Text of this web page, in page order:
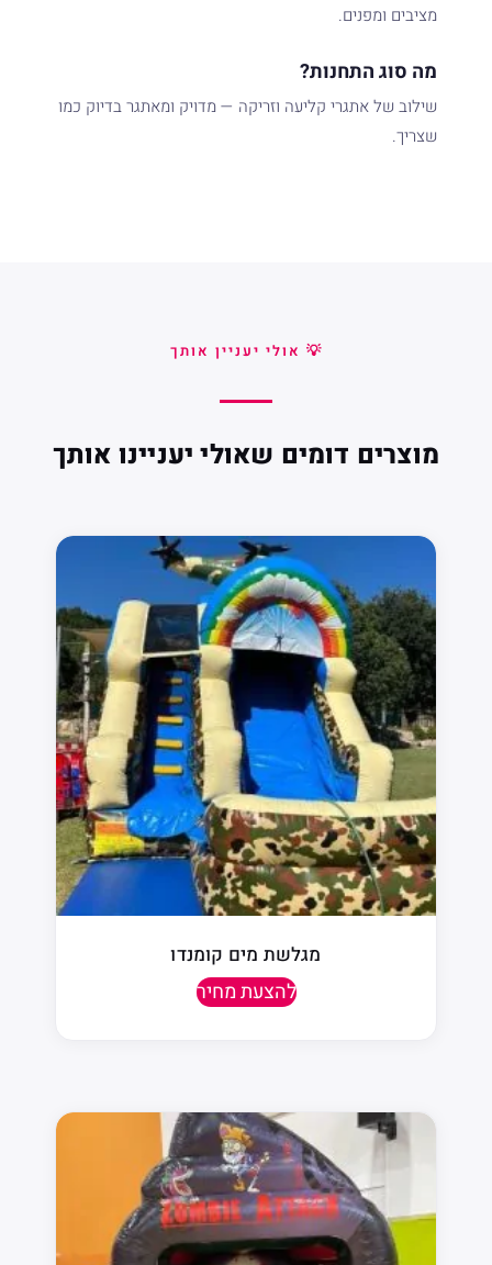
מציבים ומפנים.
מה סוג התחנות?
שילוב של אתגרי קליעה וזריקה — מדויק ומאתגר בדיוק כמו
שצריך.
💡 אולי יעניין אותך
מוצרים דומים שאולי יעניינו אותך
מגלשת מים קומנדו
להצעת מחיר